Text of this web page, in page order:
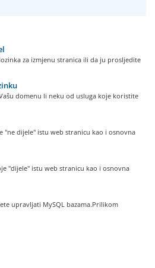
za izmjenu stranica ili da ju prosljedite
domenu li neku od usluga koje koristite
"ne dijele" istu web stranicu kao i osnovna
"dijele" istu web stranicu kao i osnovna
upravljati MySQL bazama.Prilikom